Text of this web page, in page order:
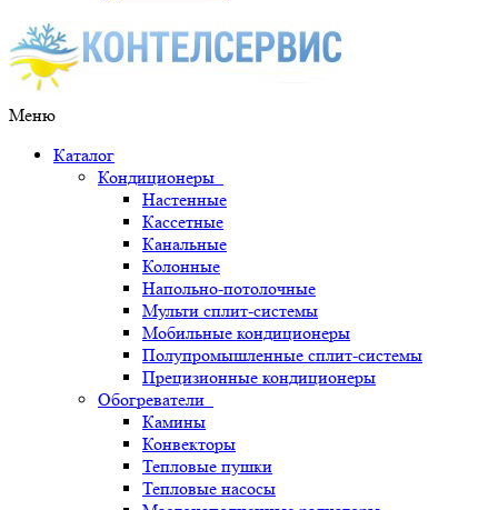
Меню
Каталог
Кондиционеры
Настенные
Кассетные
Канальные
Колонные
Напольно-потолочные
Мульти сплит-системы
Мобильные кондиционеры
Полупромышленные сплит-системы
Прецизионные кондиционеры
Обогреватели
Камины
Конвекторы
Тепловые пушки
Тепловые насосы